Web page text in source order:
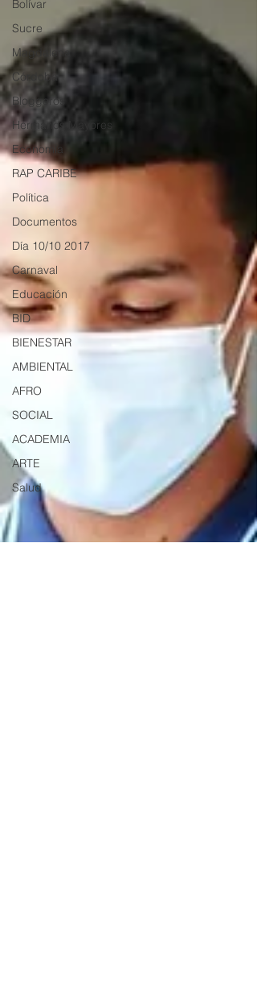
Bolívar
Sucre
Magdalena
Córdoba
Bloggeros
Hermanos Mayores
Economía
RAP CARIBE
Política
Documentos
Día 10/10 2017
Carnaval
Educación
BID
BIENESTAR
AMBIENTAL
AFRO
SOCIAL
ACADEMIA
ARTE
Salud